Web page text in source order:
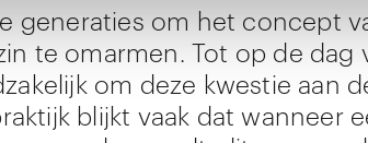
generaties om het concept
te omarmen. Tot op de dag
om deze kwestie aan
blijkt vaak dat wanneer